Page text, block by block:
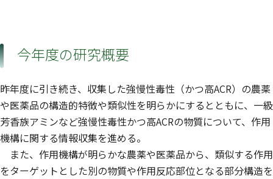
今年度の研究概要
昨年度に引き続き、収集した強慢性毒性（かつ高ACR）の農薬
や医薬品の構造的特徴や類似性を明らかにするとともに、一級
芳香族アミンなど強慢性毒性かつ高ACRの物質について、作用
機構に関する情報収集を進める。
また、作用機構が明らかな農薬や医薬品から、類似する作用
をターゲットとした別の物質や作用反応部位となる部分構造を